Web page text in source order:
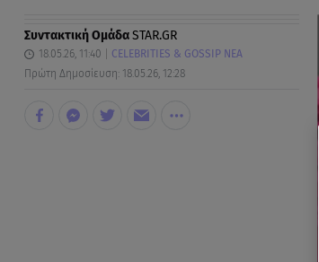
Συντακτική ΟμάδαSTAR.GR
18.05.26, 11:40
CELEBRITIES & GOSSIP ΝΕΑ
Πρώτη Δημοσίευση: 18.05.26, 12:28